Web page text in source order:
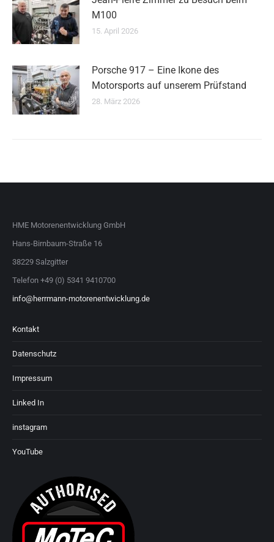
M100
15. April 2026
Porsche 917 – Eine Ikone des
Motorsports auf unserem Prüfstand
28. März 2026
HME Motorenentwicklung GmbH
Hans-Birnbaum-Straße 16
38229 Salzgitter
Telefon +49 (0) 5341 9410700
info@herrmann-motorenentwicklung.de
Kontakt
Datenschutz
Impressum
Linked In
instagram
YouTube